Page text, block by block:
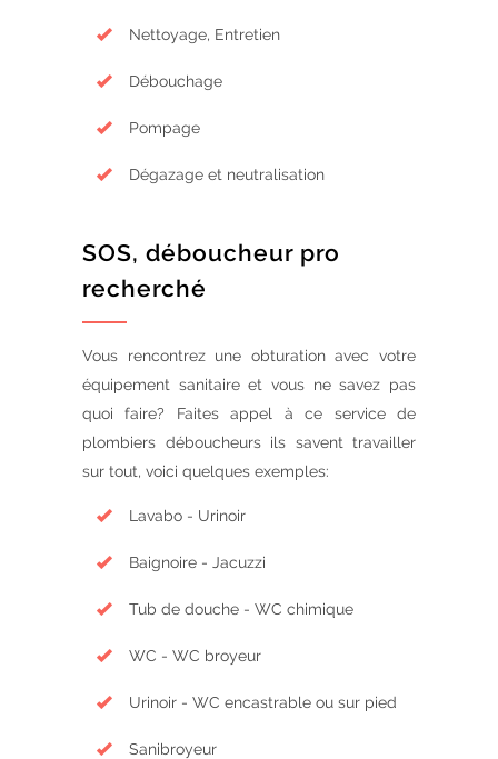
Nettoyage, Entretien
Débouchage
Pompage
Dégazage et neutralisation
SOS, déboucheur pro
recherché
Vous rencontrez une obturation avec votre
équipement sanitaire et vous ne savez pas
quoi faire? Faites appel à ce service de
plombiers déboucheurs ils savent travailler
sur tout, voici quelques exemples:
Lavabo - Urinoir
Baignoire - Jacuzzi
Tub de douche - WC chimique
WC - WC broyeur
Urinoir - WC encastrable ou sur pied
Sanibroyeur